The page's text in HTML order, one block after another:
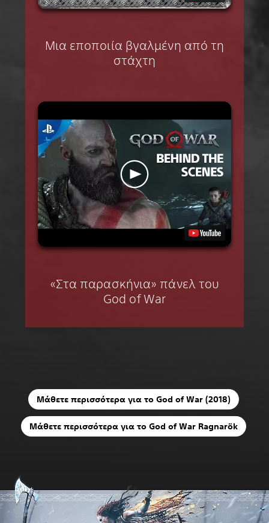
Μια εποποιία βγαλμένη από τη
στάχτη
«Στα παρασκήνια» πάνελ του
God of War
Μάθετε περισσότερα για το God of War (2018)
Μάθετε περισσότερα για το God of War Ragnarök